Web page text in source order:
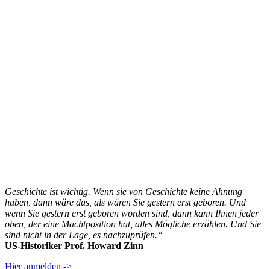
Geschichte ist wichtig. Wenn sie von Geschichte keine Ahnung
haben, dann wäre das, als wären Sie gestern erst geboren. Und
wenn Sie gestern erst geboren worden sind, dann kann Ihnen jeder
oben, der eine Machtposition hat, alles Mögliche erzählen. Und Sie
sind nicht in der Lage, es nachzuprüfen.“
US-Historiker Prof. Howard Zinn
Hier anmelden ->